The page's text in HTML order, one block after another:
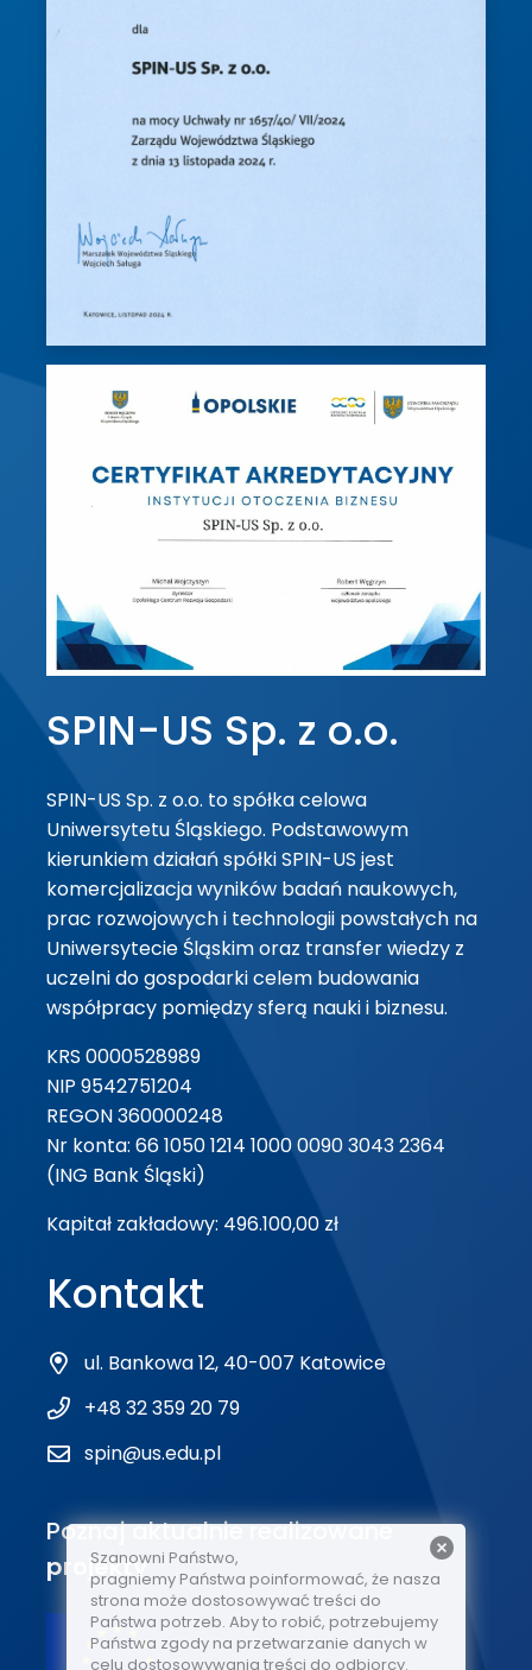
SPIN-US Sp. z o.o.
SPIN-US Sp. z o.o. to spółka celowa
Uniwersytetu Śląskiego. Podstawowym
kierunkiem działań spółki SPIN-US jest
komercjalizacja wyników badań naukowych,
prac rozwojowych i technologii powstałych na
Uniwersytecie Śląskim oraz transfer wiedzy z
uczelni do gospodarki celem budowania
współpracy pomiędzy sferą nauki i biznesu.
KRS 0000528989
NIP 9542751204
REGON 360000248
Nr konta: 66 1050 1214 1000 0090 3043 2364
(ING Bank Śląski)
Kapitał zakładowy: 496.100,00 zł
Kontakt
ul. Bankowa 12, 40-007 Katowice
+48 32 359 20 79
spin@us.edu.pl
Poznaj aktualnie realizowane
projekty
Szanowni Państwo,
pragniemy Państwa poinformować, że nasza
strona może dostosowywać treści do
Państwa potrzeb. Aby to robić, potrzebujemy
Państwa zgody na przetwarzanie danych w
celu dostosowywania treści do odbiorcy.